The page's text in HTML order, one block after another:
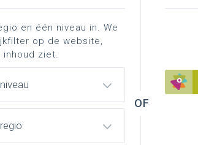
onderwijsinternaten
en één niveau in. We
op de website,
ziet.